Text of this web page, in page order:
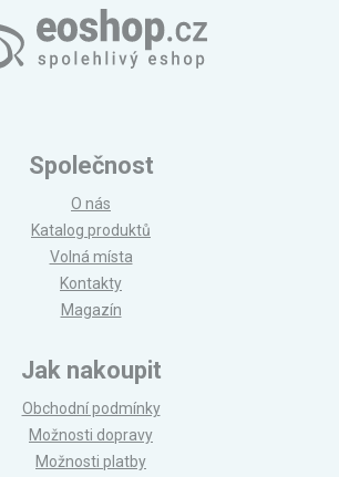
Společnost
O nás
Katalog produktů
Volná místa
Kontakty
Magazín
Jak nakoupit
Obchodní podmínky
Možnosti dopravy
Možnosti platby